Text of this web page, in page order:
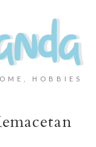
HOBBIES